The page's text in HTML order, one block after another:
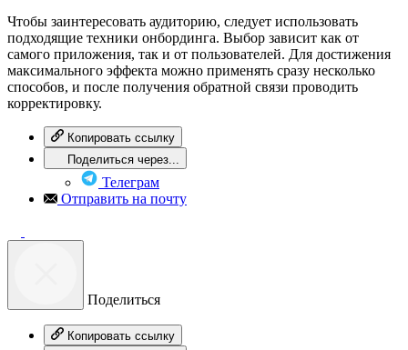
Чтобы заинтересовать аудиторию, следует использовать
подходящие техники онбординга. Выбор зависит как от
самого приложения, так и от пользователей. Для достижения
максимального эффекта можно применять сразу несколько
способов, и после получения обратной связи проводить
корректировку.
Копировать ссылку
Поделиться через...
Телеграм
Отправить на почту
Поделиться
Копировать ссылку